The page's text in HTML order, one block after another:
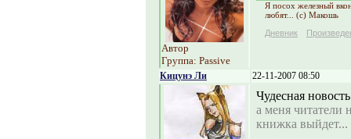
Автор
Группа: Passive
Я посох железный
любят... (с) Макошь
Дневник
Кицунэ Ли 22-11-2007 08:50
Чудесная
а меня читатели
книжка выйдет...